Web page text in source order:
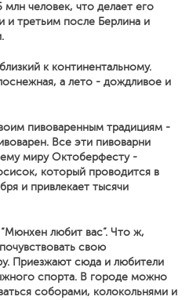
человек, что делает его
и третьим после Берлина и
к континентальному.
а лето - дождливое и
пивоваренным традициям -
Все эти пивоварни
миру Октоберфесту -
который проводится в
и привлекает тысячи
любит вас”. Что ж,
свою
Приезжают сюда и любители
спорта. В городе можно
соборами, колокольнями и